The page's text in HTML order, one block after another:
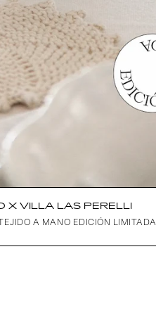
X VILLA LAS PERELLI
A MANO EDICIÓN LIMITADA